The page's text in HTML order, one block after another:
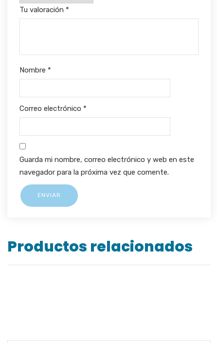
Tu valoración *
Nombre *
Correo electrónico *
Guarda mi nombre, correo electrónico y web en este
navegador para la próxima vez que comente.
Productos relacionados